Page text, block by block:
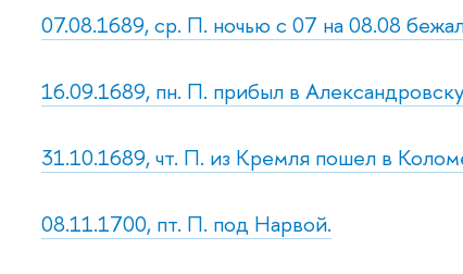
07.08.1689, ср. П. ночью с 07 на 08.08
16.09.1689, пн. П. прибыл в
31.10.1689, чт. П. из Кремля пошел в
08.11.1700, пт. П. под Нарвой.